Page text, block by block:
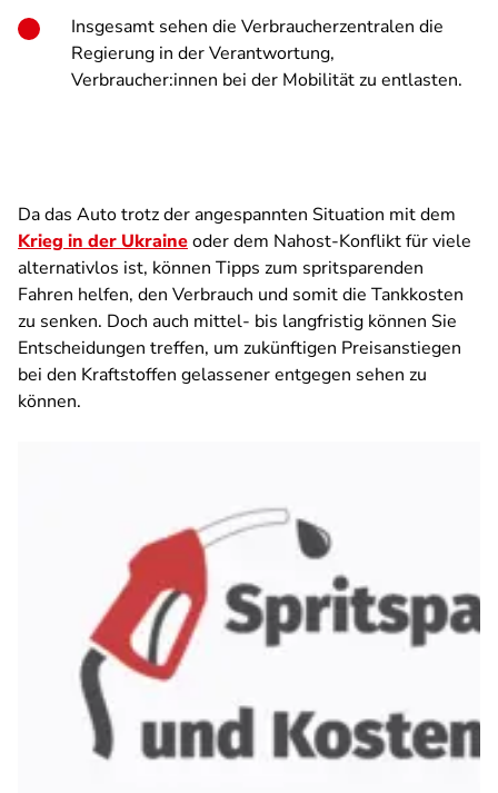
Insgesamt sehen die Verbraucherzentralen die
Regierung in der Verantwortung,
Verbraucher:innen bei der Mobilität zu entlasten.
Da das Auto trotz der angespannten Situation mit dem
Krieg in der Ukraineoder dem Nahost-Konflikt für viele
alternativlos ist, können Tipps zum spritsparenden
Fahren helfen, den Verbrauch und somit die Tankkosten
zu senken. Doch auch mittel- bis langfristig können Sie
Entscheidungen treffen, um zukünftigen Preisanstiegen
bei den Kraftstoffen gelassener entgegen sehen zu
können.